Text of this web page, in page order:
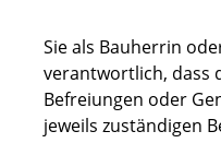
Sie als Bauherrin
verantwortlich, dass
Befreiungen oder
jeweils zuständigen